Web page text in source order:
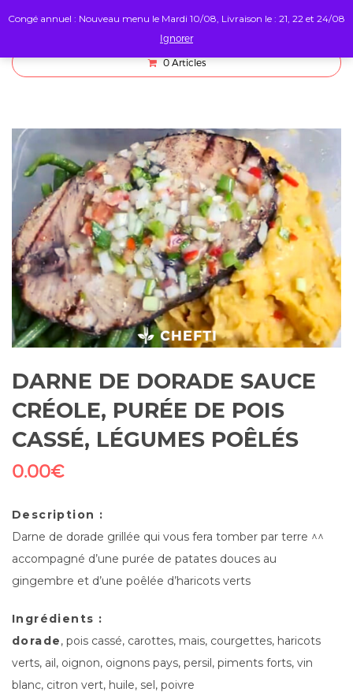
0 Articles
DARNE DE DORADE SAUCE
CRÉOLE, PURÉE DE POIS
CASSÉ, LÉGUMES POÊLÉS
0.00€
Description :
Darne de dorade grillée qui vous fera tomber par terre ^^
accompagné d’une purée de patates douces au
gingembre et d’une poêlée d’haricots verts
Ingrédients :
dorade, pois cassé, carottes, mais, courgettes, haricots
verts, ail, oignon, oignons pays, persil, piments forts, vin
blanc, citron vert, huile, sel, poivre
Congé annuel : Nouveau menu le Mardi 10/08, Livraison le : 21, 22 et 24/08
Ignorer